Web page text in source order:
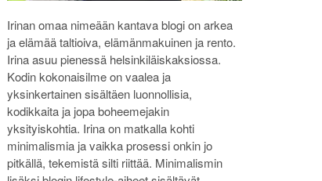
Irinan omaa nimeään kantava blogi on arkea
ja elämää taltioiva, elämänmakuinen ja rento.
Irina asuu pienessä helsinkiläiskaksiossa.
Kodin kokonaisilme on vaalea ja
yksinkertainen sisältäen luonnollisia,
kodikkaita ja jopa boheemejakin
yksityiskohtia. Irina on matkalla kohti
minimalismia ja vaikka prosessi onkin jo
pitkällä, tekemistä silti riittää. Minimalismin